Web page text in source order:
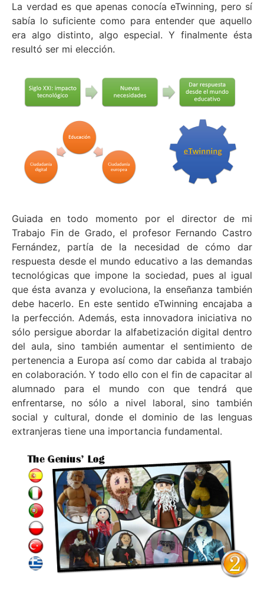
La verdad es que apenas conocía eTwinning, pero sí
sabía lo suficiente como para entender que aquello
era algo distinto, algo especial. Y finalmente ésta
resultó ser mi elección.
Guiada en todo momento por el director de mi
Trabajo Fin de Grado, el profesor Fernando Castro
Fernández, partía de la necesidad de cómo dar
respuesta desde el mundo educativo a las demandas
tecnológicas que impone la sociedad, pues al igual
que ésta avanza y evoluciona, la enseñanza también
debe hacerlo. En este sentido eTwinning encajaba a
la perfección. Además, esta innovadora iniciativa no
sólo persigue abordar la alfabetización digital dentro
del aula, sino también aumentar el sentimiento de
pertenencia a Europa así como dar cabida al trabajo
en colaboración. Y todo ello con el fin de capacitar al
alumnado para el mundo con que tendrá que
enfrentarse, no sólo a nivel laboral, sino también
social y cultural, donde el dominio de las lenguas
extranjeras tiene una importancia fundamental.